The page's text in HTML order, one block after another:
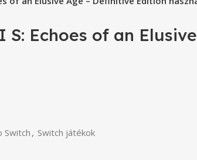
S: Echoes of an
Switch , Switch játékok